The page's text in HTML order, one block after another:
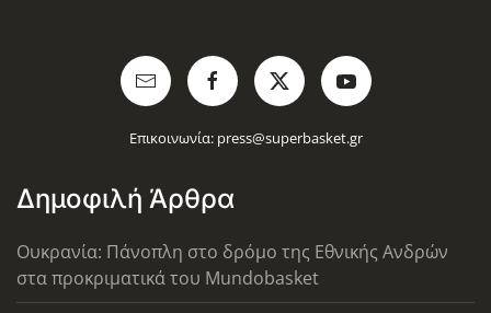
Επικοινωνία: press@superbasket.gr
Δημοφιλή Άρθρα
Ουκρανία: Πάνοπλη στο δρόμο της Εθνικής Ανδρών
στα προκριματικά του Mundobasket